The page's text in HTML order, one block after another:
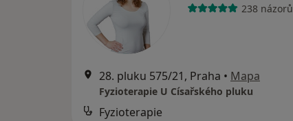
238 názorů
28. pluku 575/21, Praha • Mapa
Fyzioterapie U Císařského pluku
Fyzioterapie